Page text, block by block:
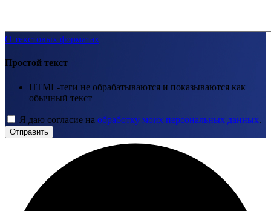
О текстовых форматах
Простой текст
HTML-теги не обрабатываются и показываются как
обычный текст
Я даю согласие на обработку моих персональных данных.
Отправить